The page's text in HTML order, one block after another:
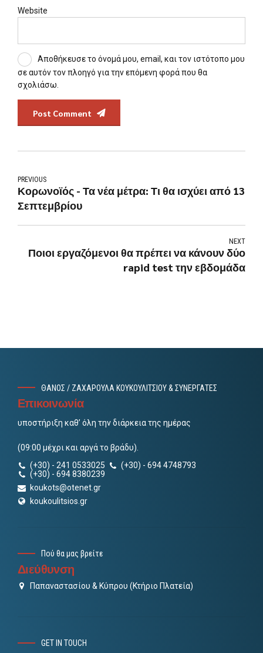
Website
Αποθήκευσε το όνομά μου, email, και τον ιστότοπο μου
σε αυτόν τον πλοηγό για την επόμενη φορά που θα
σχολιάσω.
Post Comment
PREVIOUS
Κορωνοϊός - Τα νέα μέτρα: Τι θα ισχύει από 13
Σεπτεμβρίου
NEXT
Ποιοι εργαζόμενοι θα πρέπει να κάνουν δύο
rapid test την εβδομάδα
ΘΑΝΟΣ / ΖΑΧΑΡΟΥΛΑ ΚΟΥΚΟΥΛΙΤΣΙΟΥ & ΣΥΝΕΡΓΑΤΕΣ
Επικοινωνία
υποστήριξη καθ’ όλη την διάρκεια της ημέρας
(09:00 μέχρι και αργά το βράδυ).
(+30) - 241 0533025
(+30) - 694 4748793
(+30) - 694 8380239
koukots@otenet.gr
koukoulitsios.gr
Πού θα μας βρείτε
Διεύθυνση
Παπαναστασίου & Κύπρου (Κτήριο Πλατεία)
GET IN TOUCH